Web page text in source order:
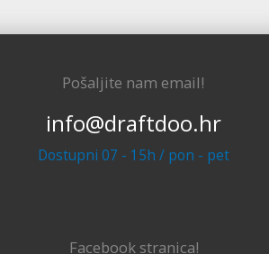
Pošaljite nam email!
info@draftdoo.hr
Dostupni 07 - 15h / pon - pet
Facebook stranica!